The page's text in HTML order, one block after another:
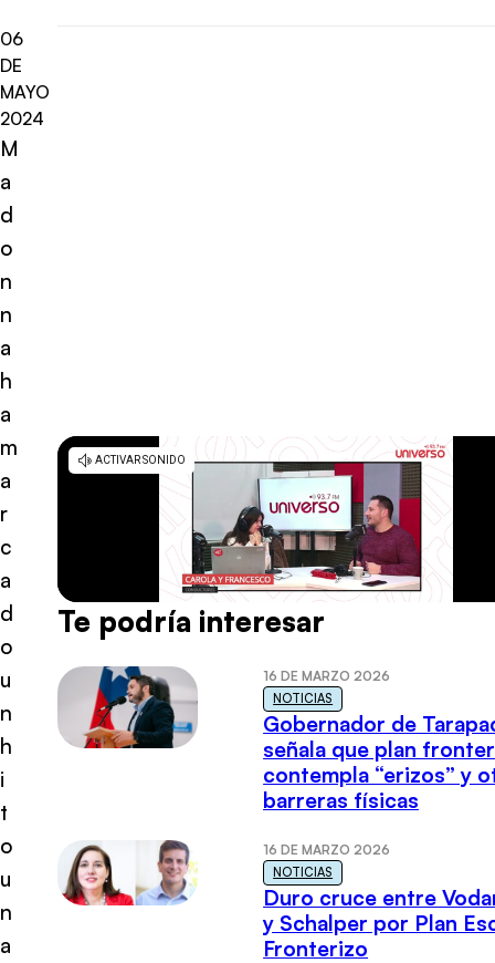
06
DE
MAYO
2024
M
a
d
o
n
n
a
h
a
m
a
r
c
a
d
o
u
n
h
i
t
o
u
n
a
Te podría interesar
16 DE MARZO 2026
NOTICIAS
Gobernador de
señala que plan
contempla “erizos” y
barreras físicas
16 DE MARZO 2026
NOTICIAS
Duro cruce entre
y Schalper por Plan
Fronterizo